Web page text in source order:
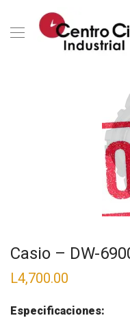
Casio – DW-
L4,700.00
Especificaciones: